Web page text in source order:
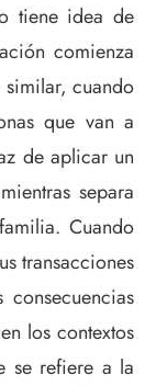
tiene idea de
comienza
cuando
que van a
de aplicar un
separa
Cuando
transacciones
los contextos
se refiere a la